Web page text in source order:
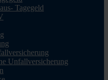
Tagegeld
Unfallversicherung